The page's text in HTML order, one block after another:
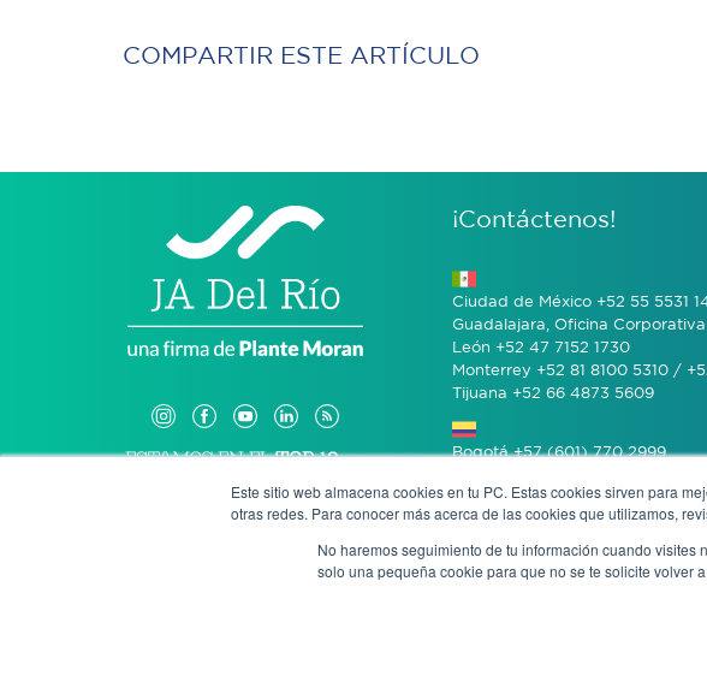
Este sitio web almacena cookies en tu PC. Estas cookies sirven para
otras redes. Para conocer más acerca de las cookies que utilizamos,
No haremos seguimiento de tu información cuando
solo una pequeña cookie para que no se te solicite volver
COMPARTIR ESTE ARTÍCULO
¡Contáctenos!
Ciudad de México +52 55 5531
Guadalajara, Oficina
León +52 47 7152 1730
Monterrey +52 81 8100 5310 /
Tijuana +52 66 4873 5609
Bogotá +57 (601) 770 2999
San José +506 4070 0742